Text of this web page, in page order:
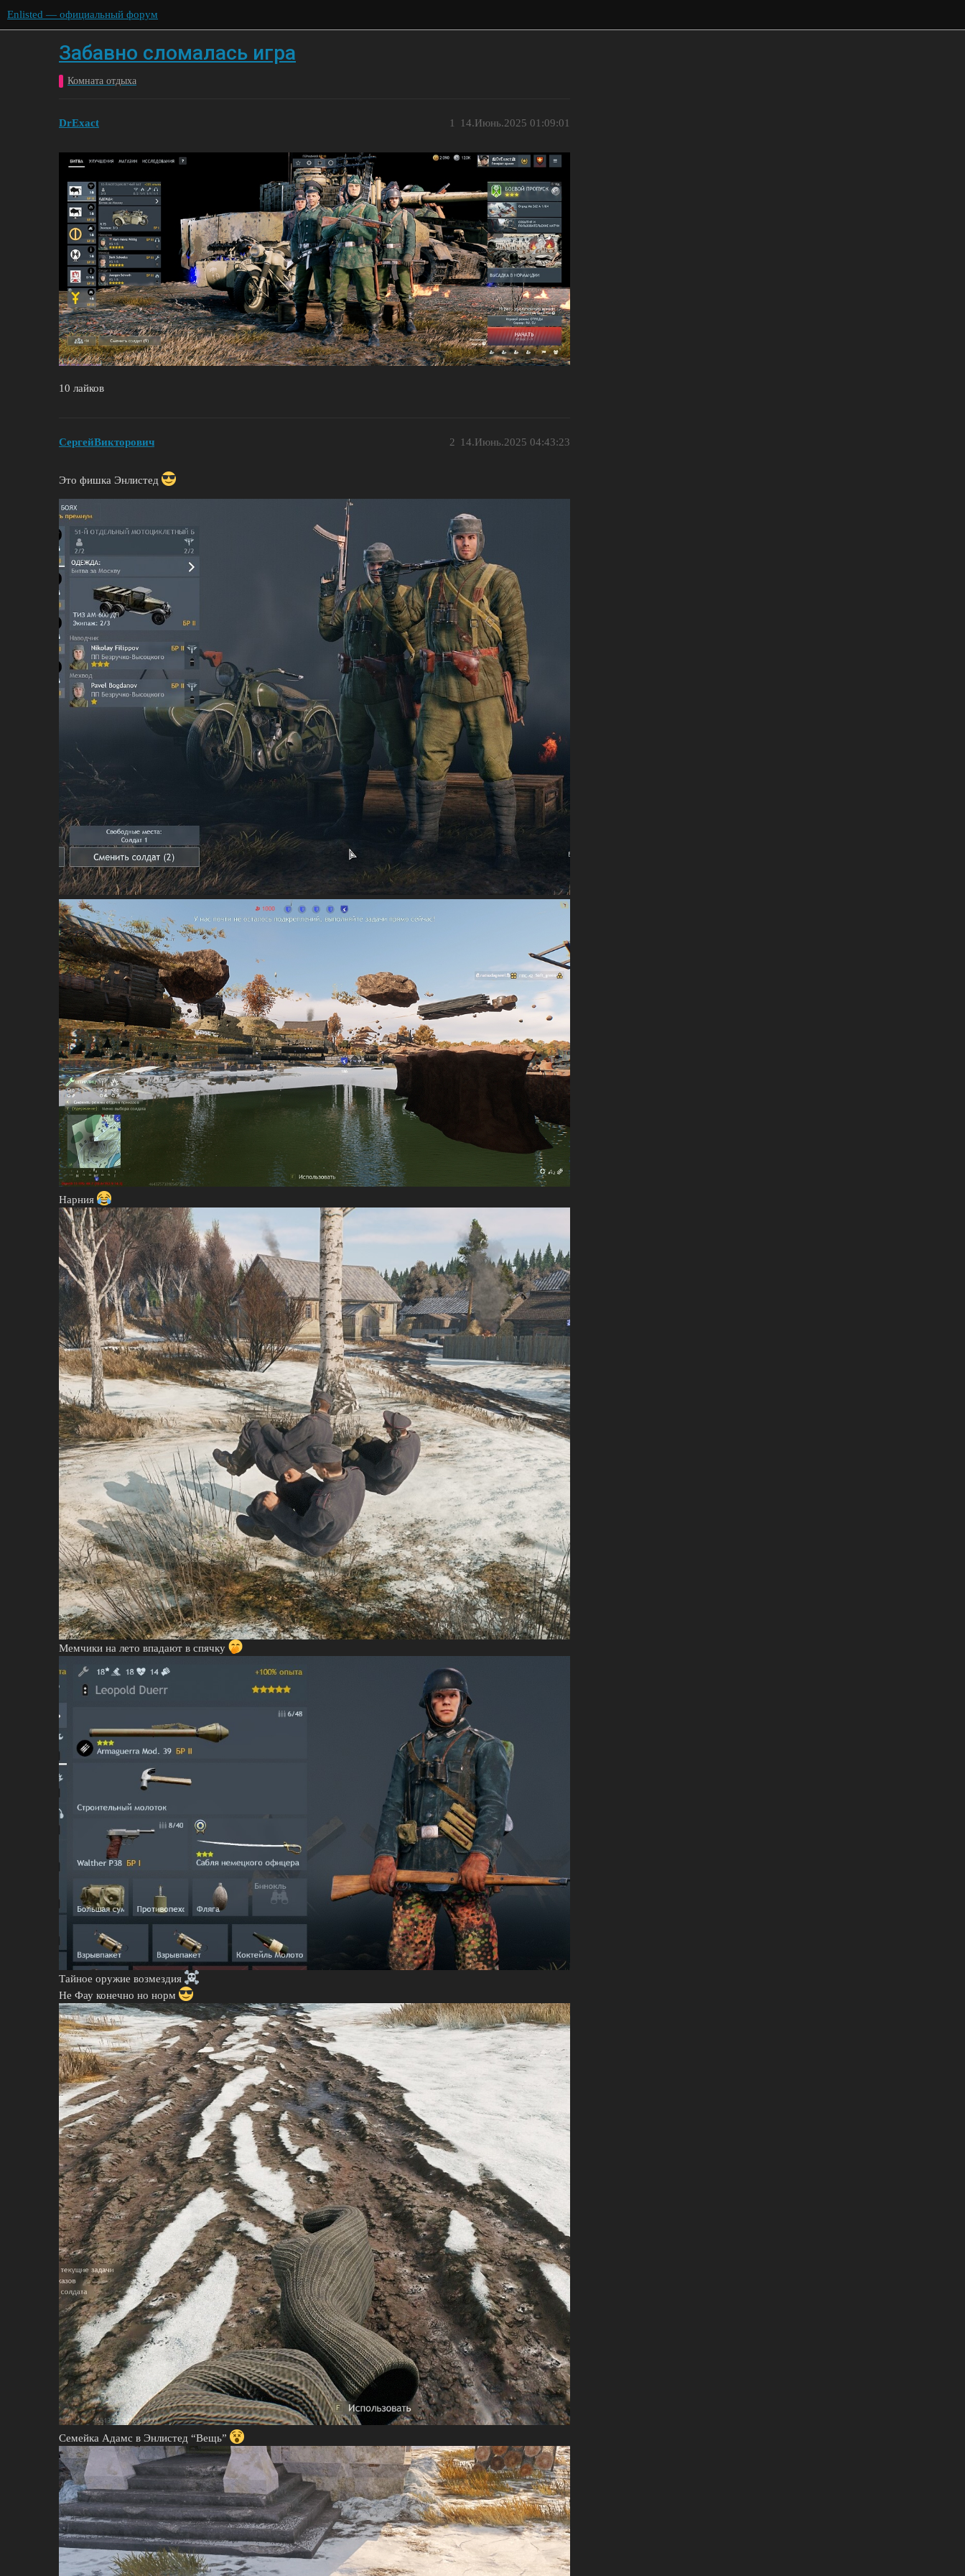
Enlisted — официальный форум
Забавно сломалась игра
Комната отдыха
DrExact 14.Июнь.2025 01:09:01
1
10 лайков
СeргeйВикторович 14.Июнь.2025 04:43:23
2
Это фишка Энлистед
Нарния
Мемчики на лето впадают в спячку
Тайное оружие возмездия
Не Фау конечно но норм
Семейка Адамс в Энлистед “Вещь”